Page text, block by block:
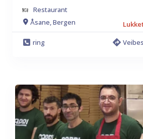
Restaurant
Åsane, Bergen
ring